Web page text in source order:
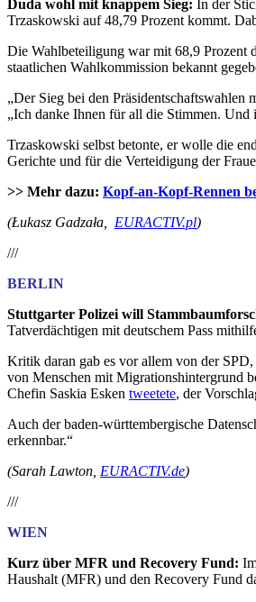
Duda wohl mit knappem Sieg: In der
Trzaskowski auf 48,79 Prozent kommt.
Die Wahlbeteiligung war mit 68,9 Prozent
staatlichen Wahlkommission bekannt
„Der Sieg bei den Präsidentschaftswahlen
„Ich danke Ihnen für all die Stimmen. Und
Trzaskowski selbst betonte, er wolle die
Gerichte und für die Verteidigung der
>> Mehr dazu: Kopf-an-Kopf-Rennen
(Łukasz Gadzała, EURACTIV.pl)
///
BERLIN
Stuttgarter Polizei will
Tatverdächtigen mit deutschem Pass
Kritik daran gab es vor allem von der
von Menschen mit Migrationshintergrund
Chefin Saskia Esken tweetete, der
Auch der baden-württembergische
erkennbar.“
(Sarah Lawton, EURACTIV.de)
///
WIEN
Kurz über MFR und Recovery Fund:
Haushalt (MFR) und den Recovery Fund